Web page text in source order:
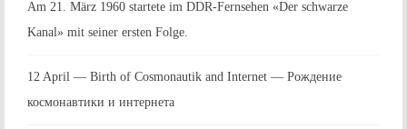
Am 21. März 1960 startete im DDR-Fernsehen «Der schwarze
Kanal» mit seiner ersten Folge.
12 April — Birth of Cosmonautik and Internet — Рождение
космонавтики и интернета